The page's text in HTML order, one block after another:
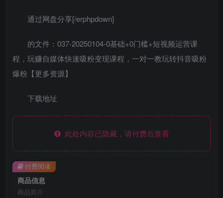
通过网盘分享[/erphpdown]
的文件：037-20250104-0基础+0门槛+短视频运营课
程，玩赚自媒体快速吸粉变现课程，一对一教玩转抖音吸粉
爆粉【更多资源】
下载地址
此处内容已隐藏，请付费后查看
商品信息
商品简介
付费阅读